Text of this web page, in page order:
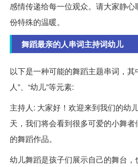
感情传递给每一位观众。请大家静
份特殊的温暖。
舞蹈最亲的人串词主持词幼儿
以下是一种可能的舞蹈主题串词，其
人”、“幼儿”等元素:
主持人: 大家好！欢迎来到我们的幼
天，我们将会看到很多可爱的小舞
的舞蹈作品。
幼儿舞蹈是孩子们展示自己的舞台